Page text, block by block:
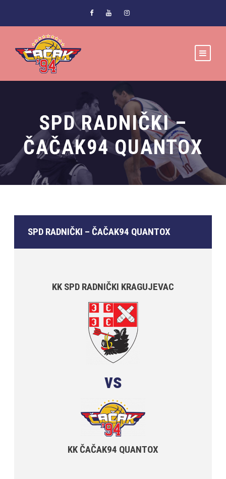
SPD RADNIČKI –
ČAČAK94 QUANTOX
SPD RADNIČKI – ČAČAK94 QUANTOX
KK SPD RADNIČKI KRAGUJEVAC
vs
KK ČAČAK94 QUANTOX